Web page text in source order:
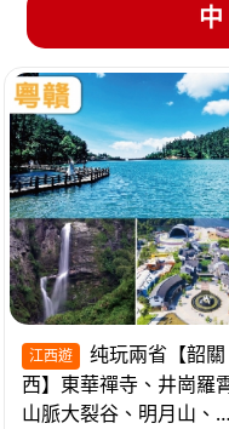
江西遊
西】東華禪寺、井崗羅
山脈大裂谷、明月山、仙